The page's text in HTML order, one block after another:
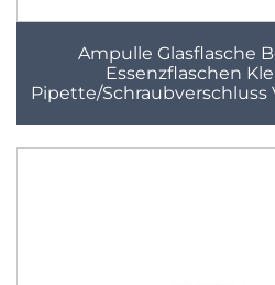
Ampulle Glasflasche
Essenzflaschen
Pipette/